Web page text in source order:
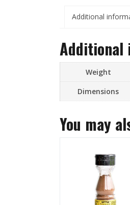
Additional
Weight
Dimensions
You may